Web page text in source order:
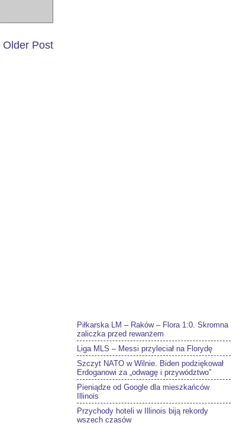
Older Post
Piłkarska LM – Raków – Flora 1:0. Skromna
zaliczka przed rewanżem
Liga MLS – Messi przyleciał na Florydę
Szczyt NATO w Wilnie. Biden podziękował
Erdoganowi za „odwagę i przywództwo”
Pieniądze od Google dla mieszkańców
Illinois
Przychody hoteli w Illinois biją rekordy
wszech czasów